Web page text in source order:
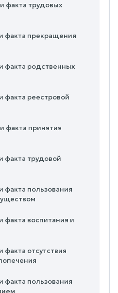
факта трудовых
факта прекращения
факта родственных
факта реестровой
факта принятия
факта трудовой
факта пользования
факта воспитания и
факта отсутствия
факта пользования